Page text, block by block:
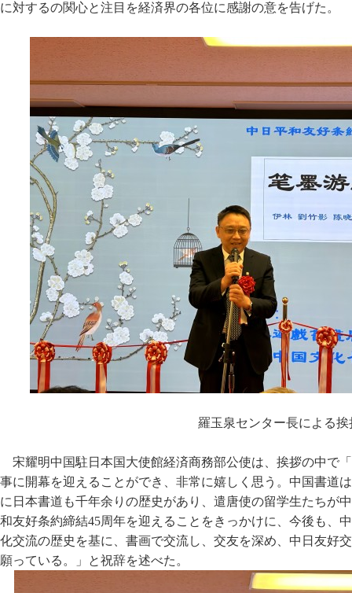
に対するの関心と注目を経済界の各位に感謝の意を告げた。
羅玉泉センター長による挨
宋耀明中国駐日本国大使館経済商務部公使は、挨拶の中で
事に開幕を迎えることができ、非常に嬉しく思う。中国書道
に日本書道も千年余りの歴史があり、遣唐使の留学生たちが
和友好条約締結45周年を迎えることをきっかけに、今後も、
化交流の歴史を基に、書画で交流し、交友を深め、中日友好
願っている。」と祝辞を述べた。